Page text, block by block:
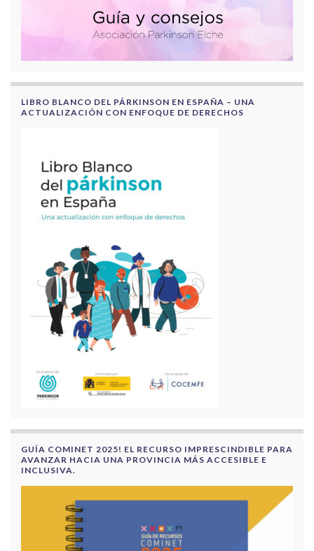
LIBRO BLANCO DEL PÁRKINSON EN ESPAÑA – UNA
ACTUALIZACIÓN CON ENFOQUE DE DERECHOS
GUÍA COMINET 2025! EL RECURSO IMPRESCINDIBLE PARA
AVANZAR HACIA UNA PROVINCIA MÁS ACCESIBLE E
INCLUSIVA.